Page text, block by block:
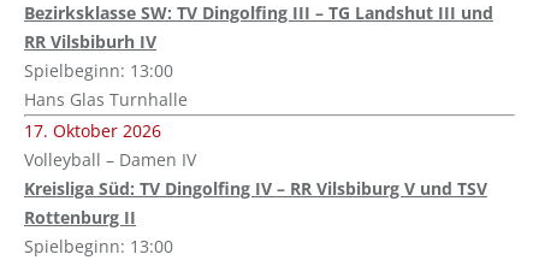
Bezirksklasse SW: TV Dingolfing III – TG Landshut III und
RR Vilsbiburh IV
Spielbeginn: 13:00
Hans Glas Turnhalle
17. Oktober 2026
Volleyball – Damen IV
Kreisliga Süd: TV Dingolfing IV – RR Vilsbiburg V und TSV
Rottenburg II
Spielbeginn: 13:00